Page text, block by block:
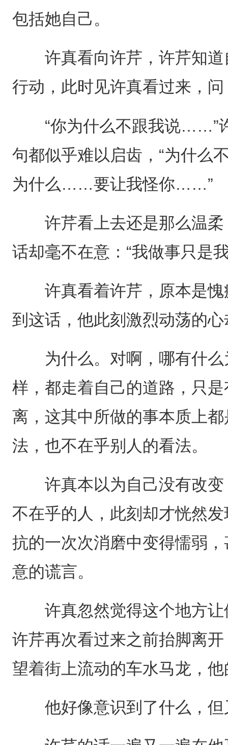
包括她自己。
许真看向许芹，许芹知道
行动，此时见许真看过来，问
“你为什么不跟我说……”许
句都似乎难以启齿，“为什
为什么……要让我怪你……”
许芹看上去还是那么温柔
话却毫不在意：“我做事只是
许真看着许芹，原本是愧
到这话，他此刻激烈动荡的
为什么。对啊，哪有什么
样，都走着自己的道路，只
离，这其中所做的事本质上
法，也不在乎别人的看法。
许真本以为自己没有改变
不在乎的人，此刻却才恍然
抗的一次次消磨中变得懦弱
意的谎言。
许真忽然觉得这个地方让
许芹再次看过来之前抬脚离
望着街上流动的车水马龙，
他好像意识到了什么，但